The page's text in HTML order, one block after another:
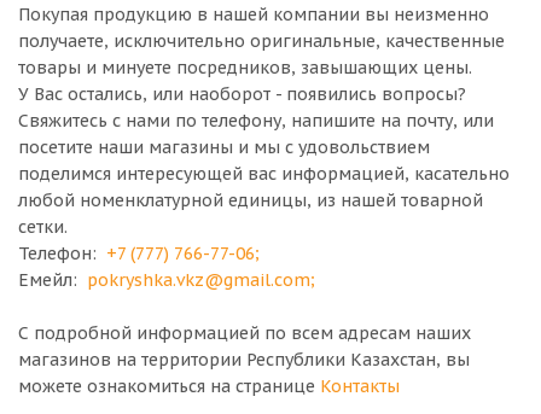
Покупая продукцию в нашей компании вы неизменно
получаете, исключительно оригинальные, качественные
товары и минуете посредников, завышающих цены.
У Вас остались, или наоборот - появились вопросы?
Свяжитесь с нами по телефону, напишите на почту, или
посетите наши магазины и мы с удовольствием
поделимся интересующей вас информацией, касательно
любой номенклатурной единицы, из нашей товарной
сетки.
Телефон: +7 (777) 766-77-06;
Емейл: pokryshka.vkz@gmail.com;
С подробной информацией по всем адресам наших
магазинов на территории Республики Казахстан, вы
можете ознакомиться на странице Контакты